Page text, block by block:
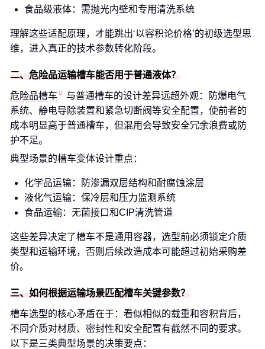
食品级液体：需抛光内壁和专用清洗系统
理解这些适配原理，才能跳出‘以容积论价格’的初级选型思
维，进入真正的技术参数转化阶段。
二、危险品运输槽车能否用于普通液体？
危险品槽车
与普通槽车的设计差异远超外观：防爆电气
系统、静电导除装置和紧急切断阀等安全配置，使前者的
成本明显高于普通槽车，但混用会导致安全冗余浪费或防
护不足。
典型场景的槽车变体设计重点：
化学品运输：防渗漏双层结构和耐腐蚀涂层
液化气运输：保冷层和压力监测系统
食品运输：无菌接口和CIP清洗管道
这些差异决定了槽车不是通用容器，选型前必须锁定介质
类型和运输环境，否则后续改造成本可能超过初始采购差
价。
三、如何根据运输场景匹配槽车关键参数？
槽车选型的核心矛盾在于：看似相似的载重和容积背后，
不同介质对材质、密封性和安全配置有截然不同的要求。
以下是三类典型场景的决策要点：